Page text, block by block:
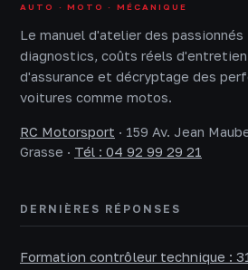
AUTO · MOTO · MÉCANIQUE
Le manuel d'atelier des passionnés
diagnostics, coûts réels
d'assurance et décryptage des
voitures comme motos.
RC Motorsport · 159 Av. Jean
Grasse · Tél : 04 92 99 29 21
DERNIÈRES RÉPONSES
Formation contrôleur technique :